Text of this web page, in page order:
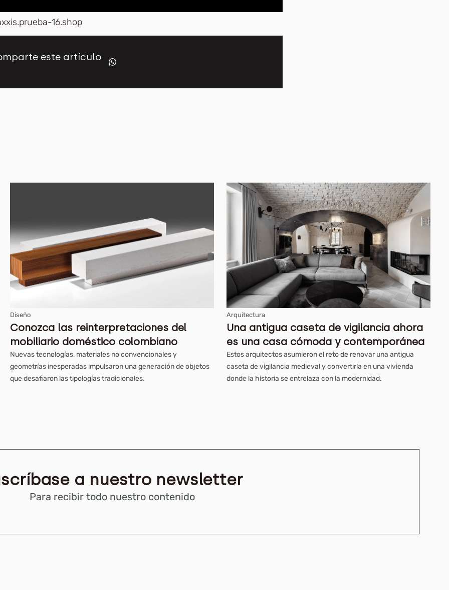
16.shop
este artículo
Diseño
Conozca las reinterpretaciones del
mobiliario doméstico colombiano
Nuevas tecnologías, materiales no convencionales y
geometrías inesperadas impulsaron una generación de objetos
que desafiaron las tipologías tradicionales.
Arquitectura
Una antigua caseta de vigilancia ahora
es una casa cómoda y contemporánea
Estos arquitectos asumieron el reto de renovar una antigua
caseta de vigilancia medieval y convertirla en una vivienda
donde la historia se entrelaza con la modernidad.
a nuestro newsletter
Para recibir todo nuestro contenido